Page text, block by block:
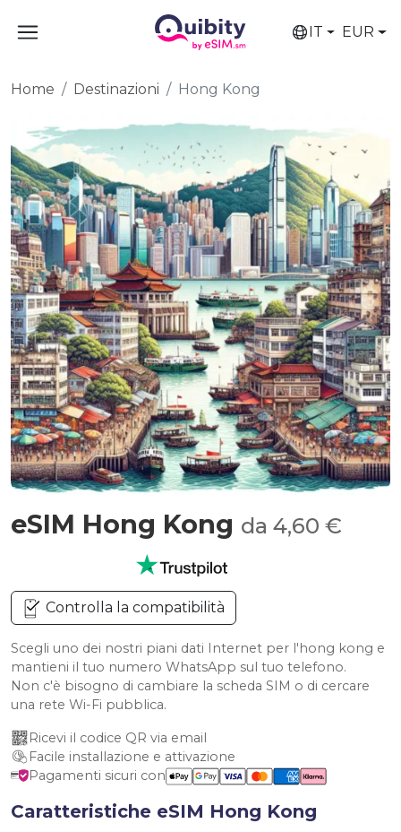
IT EUR
Home Destinazioni Hong Kong
eSIM Hong Kong da 4,60 €
Controlla la compatibilità
Scegli uno dei nostri piani dati Internet per l'hong kong e
mantieni il tuo numero WhatsApp sul tuo telefono.
Non c'è bisogno di cambiare la scheda SIM o di cercare
una rete Wi-Fi pubblica.
Ricevi il codice QR via email
Facile installazione e attivazione
Pagamenti sicuri con
Caratteristiche eSIM Hong Kong